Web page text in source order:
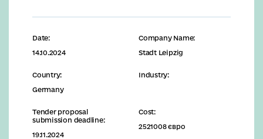
Date:
14.10.2024
Company Name:
Stadt Leipzig
Country:
Germany
Industry:
Tender proposal
submission deadline:
19.11.2024
Cost:
2521008 євро